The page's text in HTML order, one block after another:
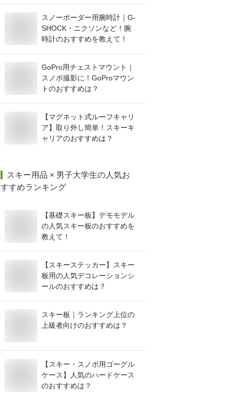
スノーボーダー用腕時計｜G-
SHOCK・ニクソンなど！腕
時計のおすすめを教えて！
GoPro用チェストマウント｜
スノボ撮影に！GoProマウン
トのおすすめは？
【マグネット式ルーフキャリ
ア】取り外し簡単！スキーキ
ャリアのおすすめは？
スキー用品 × 男子大学生の人気お
すすめランキング
【基礎スキー板】デモモデル
の人気スキー板のおすすめを
教えて！
【スキーステッカー】スキー
板用の人気デコレーションシ
ールのおすすめは？
スキー板｜ランキング上位の
上級者向けのおすすめは？
【スキー・スノボ用ゴーグル
ケース】人気のハードケース
のおすすめは？